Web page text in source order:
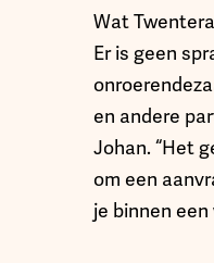
Wat
Er is geen
en andere
Johan. “Het
om een
je binnen